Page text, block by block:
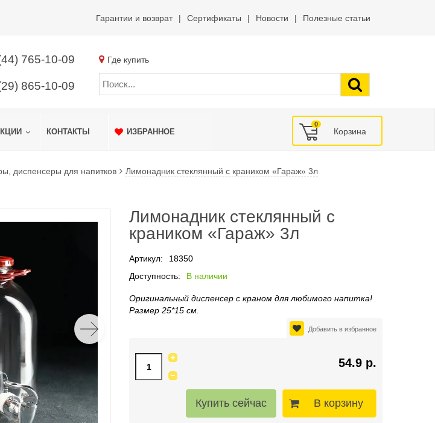
Гарантии и возврат Сертификаты Новости Полезные статьи
765-10-09
865-10-09
Где купить
КОНТАКТЫ ИЗБРАННОЕ
0
диспенсеры для напитков Лимонадник стеклянный с краником «Гараж» 3л
Лимонадник стеклянный с
краником «Гараж» 3л
Артикул:
18350
Доступность:
В наличии
Оригинальный диспенсер с краном для любимого напитка!
Размер 25*15 см.
Добавить в избранное
54.9 р.
В корзину